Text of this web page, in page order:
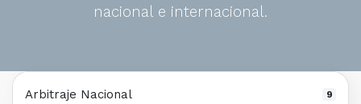
nacional e internacional.
Arbitraje Nacional 9